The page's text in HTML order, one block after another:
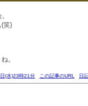
(笑)
。
(水)23時21分 この記事のURL 日